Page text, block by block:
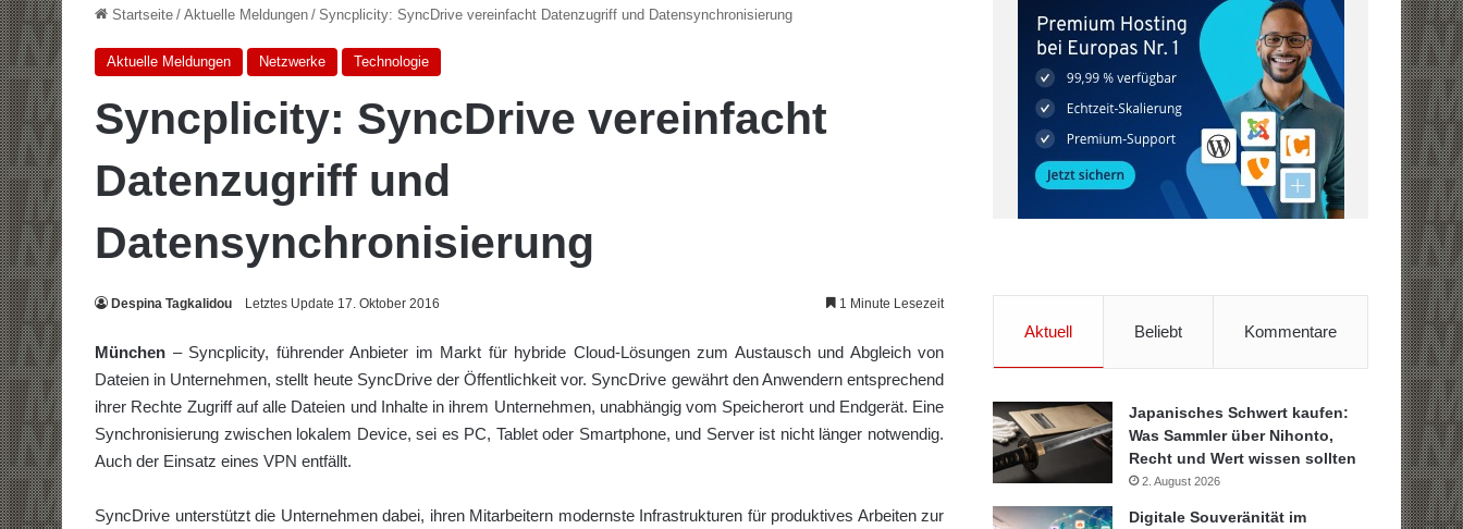
Startseite / Aktuelle Meldungen / Syncplicity: SyncDrive vereinfacht Datenzugriff und Datensynchronisierung
Aktuelle Meldungen Netzwerke Technologie
Syncplicity: SyncDrive vereinfacht
Datenzugriff und
Datensynchronisierung
Despina Tagkalidou Letztes Update 17. Oktober 2016 1 Minute Lesezeit
München – Syncplicity, führender Anbieter im Markt für hybride Cloud-Lösungen zum Austausch und Abgleich von
Dateien in Unternehmen, stellt heute SyncDrive der Öffentlichkeit vor. SyncDrive gewährt den Anwendern entsprechend
ihrer Rechte Zugriff auf alle Dateien und Inhalte in ihrem Unternehmen, unabhängig vom Speicherort und Endgerät. Eine
Synchronisierung zwischen lokalem Device, sei es PC, Tablet oder Smartphone, und Server ist nicht länger notwendig.
Auch der Einsatz eines VPN entfällt.
SyncDrive unterstützt die Unternehmen dabei, ihren Mitarbeitern modernste Infrastrukturen für produktives Arbeiten zur
Aktuell Beliebt Kommentare
Japanisches Schwert kaufen:
Was Sammler über Nihonto,
Recht und Wert wissen sollten
2. August 2026
Digitale Souveränität im